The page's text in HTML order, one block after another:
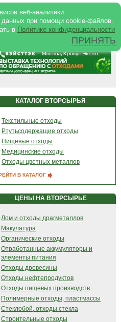
веб-аналитики.
данных при помощи cookie-файлов.
в Политике конфиденциальности
ПРИНЯТЬ
КАТАЛОГ ВТОРСЫРЬЯ
Текстильные отходы
Ртутьсодержащие отходы
Пищевые отходы
Медицинские отходы
Отходы цветных металлов
В КАТАЛОГ
ЦЕНЫ НА ВТОРСЫРЬЕ
Лом и отходы драгметаллов
Макулатура
Органические отходы
Отработанные аккумуляторы и
элементы питания
Отходы древесины
Отходы нефтепродуктов
Отходы пищевых производств
Полимерные отходы, пластмассы
Стеклобой, отходы стекла
Строительные отходы